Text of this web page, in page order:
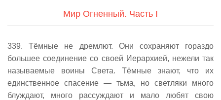
Мир Огненный. Часть I
339. Тёмные не дремлют. Они сохраняют гораздо
большее соединение со своей Иерархией, нежели так
называемые воины Света. Тёмные знают, что их
единственное спасение — тьма, но светляки много
блуждают, много рассуждают и мало любят свою